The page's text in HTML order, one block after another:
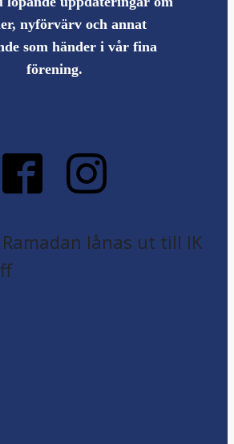
nyförvärv och annat
som händer i vår fina
förening.
lånas ut till IK